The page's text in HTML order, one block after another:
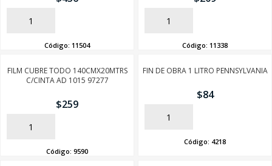
AÑADIR
Código: 11504
AÑADIR
Código: 11338
FILM CUBRE TODO 140CMX20MTRS
C/CINTA AD 1015 97277
$259
AÑADIR
Código: 9590
FIN DE OBRA 1 LITRO PENNSYLVANIA
$84
AÑADIR
Código: 4218